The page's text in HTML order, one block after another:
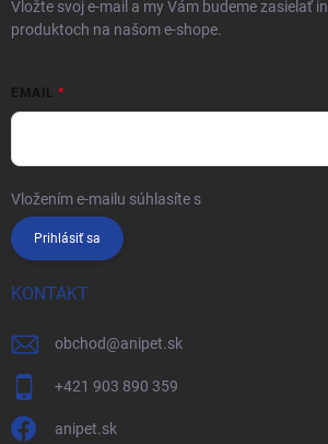
Vložte svoj e-mail a my Vám budeme zasielať
produktoch na našom e-shope.
EMAIL
Vložením e-mailu súhlasíte s
Prihlásiť sa
KONTAKT
obchod@anipet.sk
+421 903 890 359
anipet.sk